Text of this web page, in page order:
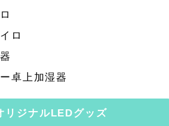
ロ
卓上加湿器
リジナルLEDグッズ